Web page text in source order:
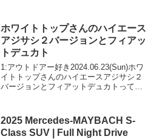
ホワイトトップさんのハイエース
アジサシ２バージョンとフィアッ
トデュカト
1:アウトドアー好き2024.06.23(Sun)ホワ
イトトップさんのハイエースアジサシ２
バージョンとフィアットデュカトって人
画は注目です！3:アウト...
2025 Mercedes-MAYBACH S-
Class SUV | Full Night Drive